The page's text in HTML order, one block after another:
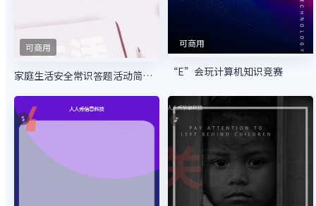
可商用
家庭生活安全常识答题活动简约风格
可商用
“E”会玩计算机知识竞赛